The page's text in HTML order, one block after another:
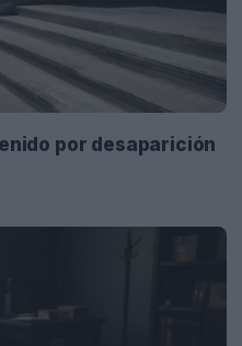
por desaparición